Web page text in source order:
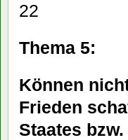
22
Thema 5:
Können
Frieden
Staates